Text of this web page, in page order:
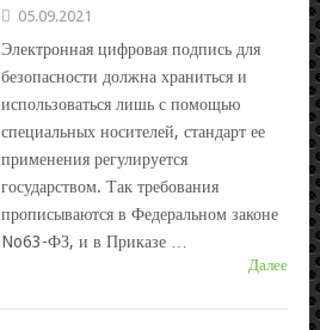
05.09.2021
Электронная цифровая подпись для
безопасности должна храниться и
использоваться лишь с помощью
специальных носителей, стандарт ее
применения регулируется
государством. Так требования
прописываются в Федеральном законе
No63-ФЗ, и в Приказе …
Далее